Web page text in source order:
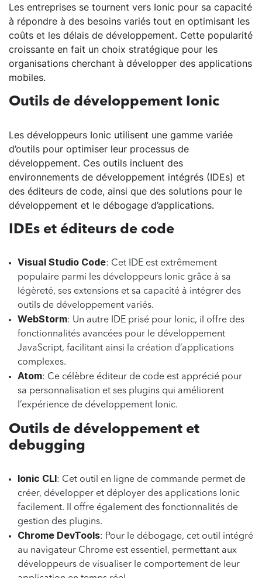
Les entreprises se tournent vers Ionic pour sa capacité
à répondre à des besoins variés tout en optimisant les
coûts et les délais de développement. Cette popularité
croissante en fait un choix stratégique pour les
organisations cherchant à développer des applications
mobiles.
Outils de développement Ionic
Les développeurs Ionic utilisent une gamme variée
d’outils pour optimiser leur processus de
développement. Ces outils incluent des
environnements de développement intégrés (IDEs) et
des éditeurs de code, ainsi que des solutions pour le
développement et le débogage d’applications.
IDEs et éditeurs de code
Visual Studio Code: Cet IDE est extrêmement
populaire parmi les développeurs Ionic grâce à sa
légèreté, ses extensions et sa capacité à intégrer des
outils de développement variés.
WebStorm: Un autre IDE prisé pour Ionic, il offre des
fonctionnalités avancées pour le développement
JavaScript, facilitant ainsi la création d’applications
complexes.
Atom: Ce célèbre éditeur de code est apprécié pour
sa personnalisation et ses plugins qui améliorent
l’expérience de développement Ionic.
Outils de développement et
debugging
Ionic CLI : Cet outil en ligne de commande permet de
créer, développer et déployer des applications Ionic
facilement. Il offre également des fonctionnalités de
gestion des plugins.
Chrome DevTools: Pour le débogage, cet outil intégré
au navigateur Chrome est essentiel, permettant aux
développeurs de visualiser le comportement de leur